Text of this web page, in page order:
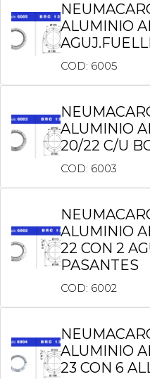
ALUMINIO
COD: 6005
ALUMINIO
20/22 C/U
COD: 6003
ALUMINIO
22 CON 2
PASANTES
COD: 6002
ALUMINIO
23 CON 6